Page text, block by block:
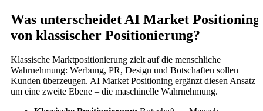
Was unterscheidet AI Market Positioning
von klassischer Positionierung?
Klassische Marktpositionierung zielt auf die menschliche
Wahrnehmung: Werbung, PR, Design und Botschaften sollen
Kunden überzeugen. AI Market Positioning ergänzt diesen Ansatz
um eine zweite Ebene – die maschinelle Wahrnehmung.